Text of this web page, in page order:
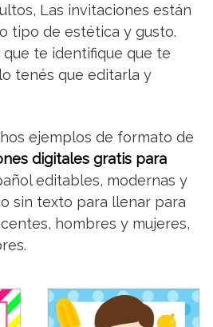
Las invitaciones están
tipo de estética y gusto.
te identifique que te
tenés que editarla y
ejemplos de formato de
digitales gratis para
editables, modernas y
sin texto para llenar para
hombres y mujeres,